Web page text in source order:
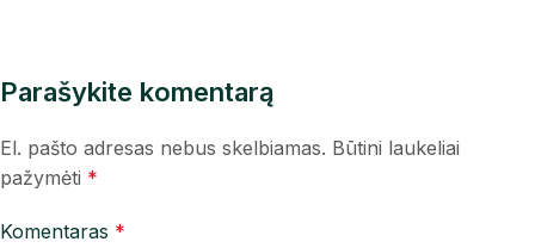
Parašykite komentarą
El. pašto adresas nebus skelbiamas. Būtini laukeliai
pažymėti *
Komentaras *